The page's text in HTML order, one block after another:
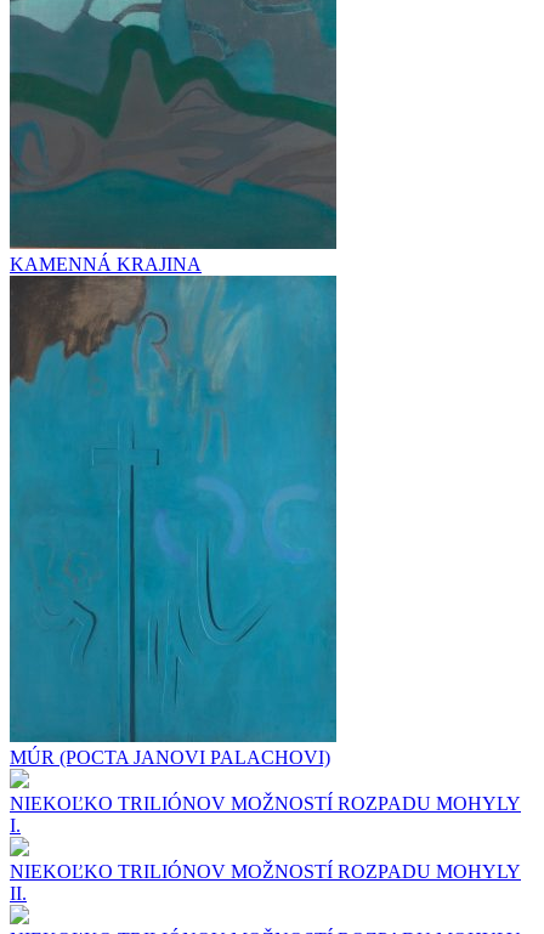
KAMENNÁ KRAJINA
MÚR (POCTA JANOVI PALACHOVI)
NIEKOĽKO TRILIÓNOV MOŽNOSTÍ ROZPADU MOHYLY
I.
NIEKOĽKO TRILIÓNOV MOŽNOSTÍ ROZPADU MOHYLY
II.